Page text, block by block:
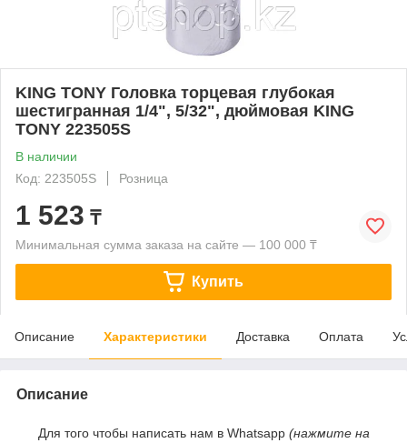
KING TONY Головка торцевая глубокая
шестигранная 1/4", 5/32", дюймовая KING
TONY 223505S
В наличии
Код: 223505S
Розница
1 523 ₸
Минимальная сумма заказа на сайте — 100 000 ₸
Купить
Описание Характеристики Доставка Оплата
Описание
Для того чтобы написать нам в Whatsapp (нажмите на